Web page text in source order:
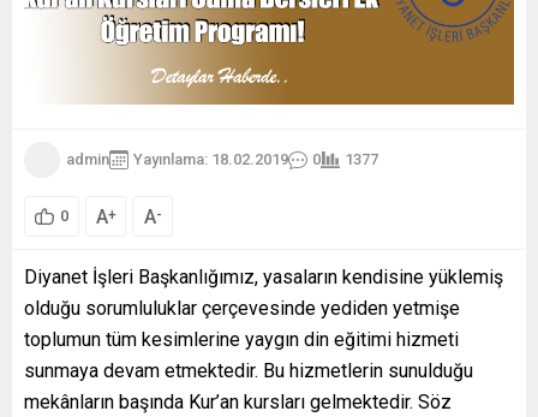
admin Yayınlama: 18.02.2019 0 1377
0 A+ A-
Diyanet İşleri Başkanlığımız, yasaların kendisine yüklemiş
olduğu sorumluluklar çerçevesinde yediden yetmişe
toplumun tüm kesimlerine yaygın din eğitimi hizmeti
sunmaya devam etmektedir. Bu hizmetlerin sunulduğu
mekânların başında Kur’an kursları gelmektedir. Söz